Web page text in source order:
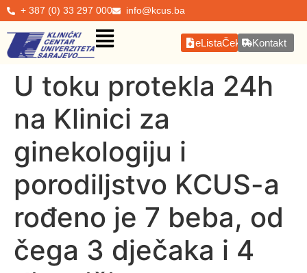
+ 387 (0) 33 297 000 info@kcus.ba
eListaČekanjaKontakt
U toku protekla 24h
na Klinici za
ginekologiju i
porodiljstvo KCUS-a
rođeno je 7 beba, od
čega 3 dječaka i 4